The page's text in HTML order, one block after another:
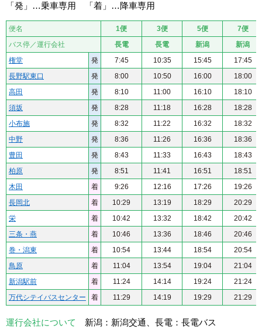
「発」…乗車専用 「着」…降車専用
便名
バス停／運行会社
権堂
発
長野駅東口
発
高田
発
須坂
発
小布施
発
中野
発
豊田
発
柏原
発
木田
着
長岡北
着
栄
着
三条・燕
着
巻・潟東
着
鳥原
着
新潟駅前
着
万代シテイバスセンター
着
1便 3便 5便
7便
長電
長電 新潟
新潟
7:45
10:35 15:45
17:45
8:00
10:50 16:00
18:00
8:10
11:00 16:10
18:10
8:28
11:18 16:28
18:28
8:32
11:22 16:32
18:32
8:36
11:26 16:36
18:36
8:43
11:33 16:43
18:43
8:51
11:41 16:51
18:51
9:26
12:16 17:26
19:26
10:29
13:19 18:29
20:29
10:42
13:32 18:42
20:42
10:46
13:36 18:46
20:46
10:54
13:44 18:54
20:54
11:04
13:54 19:04
21:04
11:24
14:14 19:24
21:24
11:29
14:19 19:29 21:29
運行会社について 新潟：新潟交通、長電：長電バス